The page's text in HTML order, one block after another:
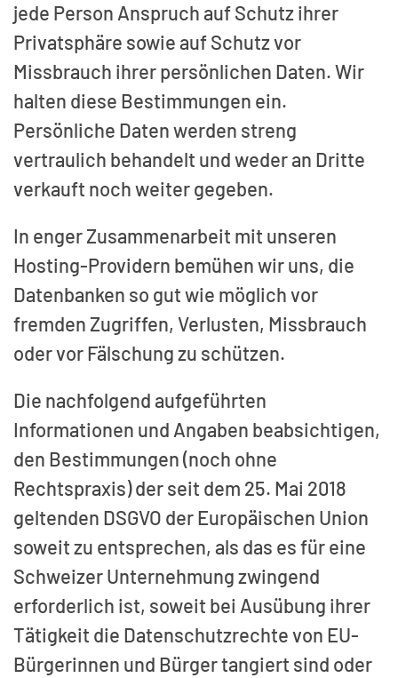
jede Person Anspruch auf Schutz ihrer
Privatsphäre sowie auf Schutz vor
Missbrauch ihrer persönlichen Daten. Wir
halten diese Bestimmungen ein.
Persönliche Daten werden streng
vertraulich behandelt und weder an Dritte
verkauft noch weiter gegeben.
In enger Zusammenarbeit mit unseren
Hosting-Providern bemühen wir uns, die
Datenbanken so gut wie möglich vor
fremden Zugriffen, Verlusten, Missbrauch
oder vor Fälschung zu schützen.
Die nachfolgend aufgeführten
Informationen und Angaben beabsichtigen,
den Bestimmungen (noch ohne
Rechtspraxis) der seit dem 25. Mai 2018
geltenden DSGVO der Europäischen Union
soweit zu entsprechen, als das es für eine
Schweizer Unternehmung zwingend
erforderlich ist, soweit bei Ausübung ihrer
Tätigkeit die Datenschutzrechte von EU-
Bürgerinnen und Bürger tangiert sind oder